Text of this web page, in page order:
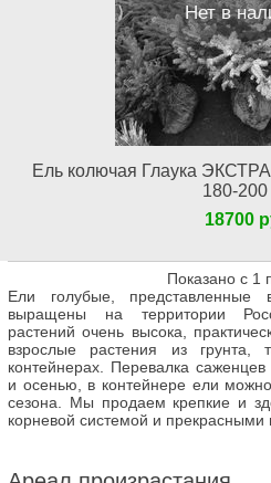
Нет в
Ель колючая Глаука
180-200
18700
Показано с 1
Ели голубые,
выращены на территории
растений очень высока,
взрослые растения из
контейнерах. Перевалка саженцев
и осенью, в контейнере ели
сезона. Мы продаем крепкие и
корневой системой и